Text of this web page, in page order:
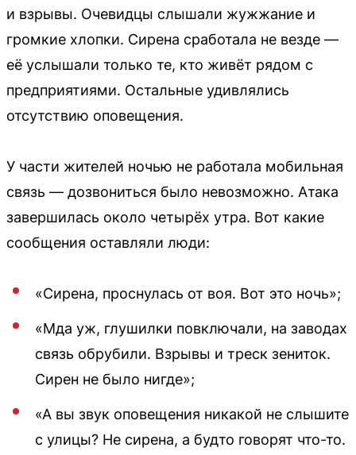
и взрывы. Очевидцы слышали жужжание и
громкие хлопки. Сирена сработала не везде —
её услышали только те, кто живёт рядом с
предприятиями. Остальные удивлялись
отсутствию оповещения.
У части жителей ночью не работала мобильная
связь — дозвониться было невозможно. Атака
завершилась около четырёх утра. Вот какие
сообщения оставляли люди:
«Сирена, проснулась от воя. Вот это ночь»;
«Мда уж, глушилки повключали, на заводах
связь обрубили. Взрывы и треск зениток.
Сирен не было нигде»;
«А вы звук оповещения никакой не слышите
с улицы? Не сирена, а будто говорят что-то.